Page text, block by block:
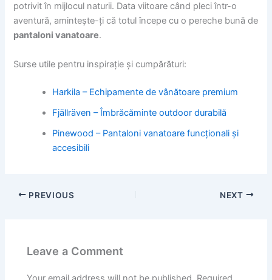
potrivit în mijlocul naturii. Data viitoare când pleci într-o
aventură, amintește-ți că totul începe cu o pereche bună de
pantaloni vanatoare.
Surse utile pentru inspirație și cumpărături:
Harkila – Echipamente de vânătoare premium
Fjällräven – Îmbrăcăminte outdoor durabilă
Pinewood – Pantaloni vanatoare funcționali și
accesibili
PREVIOUS NEXT
Leave a Comment